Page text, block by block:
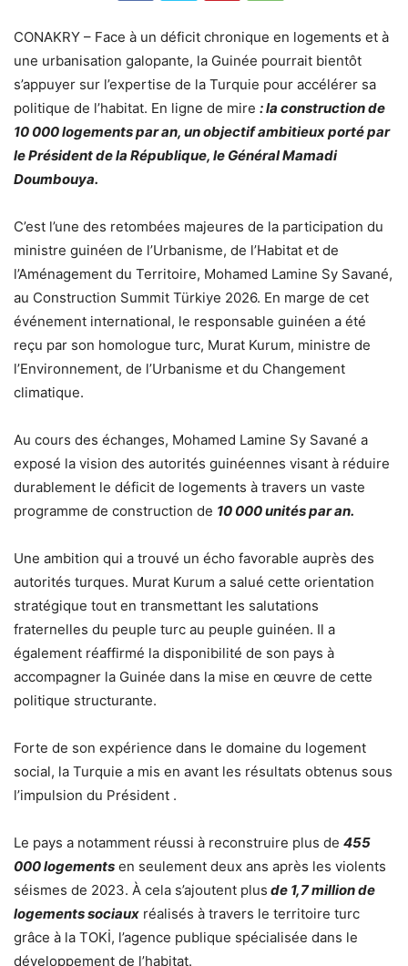
CONAKRY – Face à un déficit chronique en logements et à
une urbanisation galopante, la Guinée pourrait bientôt
s’appuyer sur l’expertise de la Turquie pour accélérer sa
politique de l’habitat. En ligne de mire : la construction de
10 000 logements par an, un objectif ambitieux porté par
le Président de la République, le Général Mamadi
Doumbouya.
C’est l’une des retombées majeures de la participation du
ministre guinéen de l’Urbanisme, de l’Habitat et de
l’Aménagement du Territoire, Mohamed Lamine Sy Savané,
au Construction Summit Türkiye 2026. En marge de cet
événement international, le responsable guinéen a été
reçu par son homologue turc, Murat Kurum, ministre de
l’Environnement, de l’Urbanisme et du Changement
climatique.
Au cours des échanges, Mohamed Lamine Sy Savané a
exposé la vision des autorités guinéennes visant à réduire
durablement le déficit de logements à travers un vaste
programme de construction de 10 000 unités par an.
Une ambition qui a trouvé un écho favorable auprès des
autorités turques. Murat Kurum a salué cette orientation
stratégique tout en transmettant les salutations
fraternelles du peuple turc au peuple guinéen. Il a
également réaffirmé la disponibilité de son pays à
accompagner la Guinée dans la mise en œuvre de cette
politique structurante.
Forte de son expérience dans le domaine du logement
social, la Turquie a mis en avant les résultats obtenus sous
l’impulsion du Président .
Le pays a notamment réussi à reconstruire plus de 455
000 logements en seulement deux ans après les violents
séismes de 2023. À cela s’ajoutent plus de 1,7 million de
logements sociaux réalisés à travers le territoire turc
grâce à la TOKİ, l’agence publique spécialisée dans le
développement de l’habitat.